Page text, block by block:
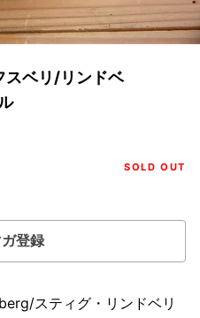
スベリ/リンドベ
SOLD OUT
登録
スティグ・リンドベリ